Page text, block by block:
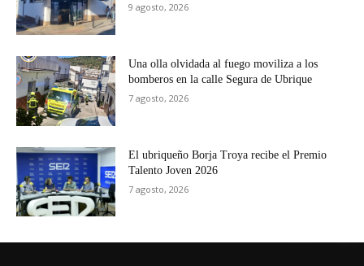
9 agosto, 2026
Una olla olvidada al fuego moviliza a los
bomberos en la calle Segura de Ubrique
7 agosto, 2026
El ubriqueño Borja Troya recibe el Premio
Talento Joven 2026
7 agosto, 2026